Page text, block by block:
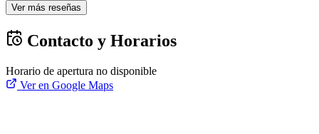
Ver más reseñas
Contacto y Horarios
Horario de apertura no disponible
Ver en Google Maps